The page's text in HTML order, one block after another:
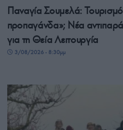
Παναγία Σουμελά:
προπαγάνδα»; Νέα
για τη Θεία Λειτουργία
3/08/2026 - 8:30μμ